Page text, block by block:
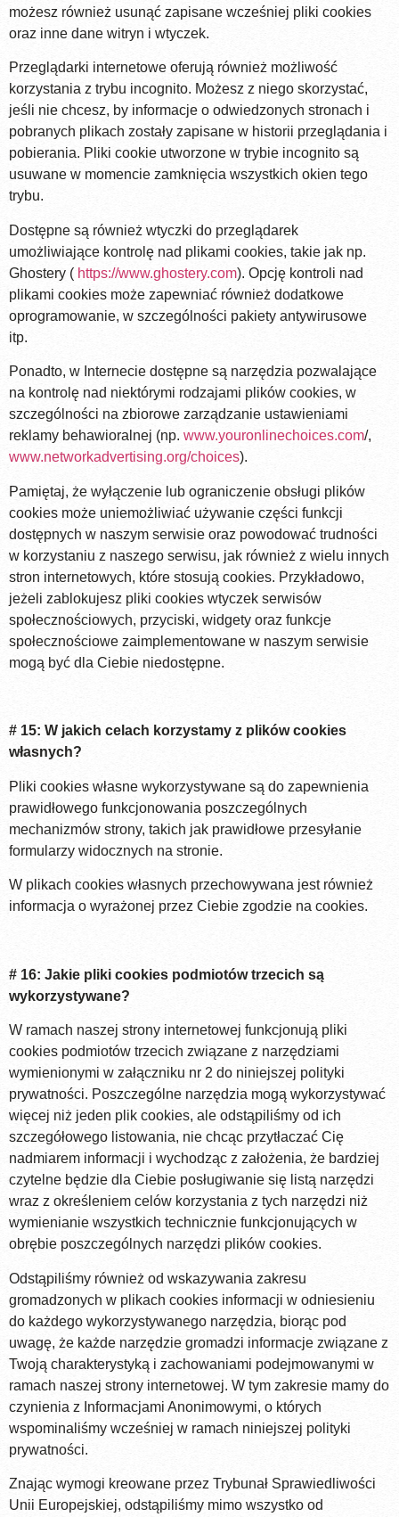
możesz również usunąć zapisane wcześniej pliki cookies
oraz inne dane witryn i wtyczek.
Przeglądarki internetowe oferują również możliwość
korzystania z trybu incognito. Możesz z niego skorzystać,
jeśli nie chcesz, by informacje o odwiedzonych stronach i
pobranych plikach zostały zapisane w historii przeglądania i
pobierania. Pliki cookie utworzone w trybie incognito są
usuwane w momencie zamknięcia wszystkich okien tego
trybu.
Dostępne są również wtyczki do przeglądarek
umożliwiające kontrolę nad plikami cookies, takie jak np.
Ghostery ( https://www.ghostery.com). Opcję kontroli nad
plikami cookies może zapewniać również dodatkowe
oprogramowanie, w szczególności pakiety antywirusowe
itp.
Ponadto, w Internecie dostępne są narzędzia pozwalające
na kontrolę nad niektórymi rodzajami plików cookies, w
szczególności na zbiorowe zarządzanie ustawieniami
reklamy behawioralnej (np. www.youronlinechoices.com/,
www.networkadvertising.org/choices).
Pamiętaj, że wyłączenie lub ograniczenie obsługi plików
cookies może uniemożliwiać używanie części funkcji
dostępnych w naszym serwisie oraz powodować trudności
w korzystaniu z naszego serwisu, jak również z wielu innych
stron internetowych, które stosują cookies. Przykładowo,
jeżeli zablokujesz pliki cookies wtyczek serwisów
społecznościowych, przyciski, widgety oraz funkcje
społecznościowe zaimplementowane w naszym serwisie
mogą być dla Ciebie niedostępne.
# 15: W jakich celach korzystamy z plików cookies
własnych?
Pliki cookies własne wykorzystywane są do zapewnienia
prawidłowego funkcjonowania poszczególnych
mechanizmów strony, takich jak prawidłowe przesyłanie
formularzy widocznych na stronie.
W plikach cookies własnych przechowywana jest również
informacja o wyrażonej przez Ciebie zgodzie na cookies.
# 16: Jakie pliki cookies podmiotów trzecich są
wykorzystywane?
W ramach naszej strony internetowej funkcjonują pliki
cookies podmiotów trzecich związane z narzędziami
wymienionymi w załączniku nr 2 do niniejszej polityki
prywatności. Poszczególne narzędzia mogą wykorzystywać
więcej niż jeden plik cookies, ale odstąpiliśmy od ich
szczegółowego listowania, nie chcąc przytłaczać Cię
nadmiarem informacji i wychodząc z założenia, że bardziej
czytelne będzie dla Ciebie posługiwanie się listą narzędzi
wraz z określeniem celów korzystania z tych narzędzi niż
wymienianie wszystkich technicznie funkcjonujących w
obrębie poszczególnych narzędzi plików cookies.
Odstąpiliśmy również od wskazywania zakresu
gromadzonych w plikach cookies informacji w odniesieniu
do każdego wykorzystywanego narzędzia, biorąc pod
uwagę, że każde narzędzie gromadzi informacje związane z
Twoją charakterystyką i zachowaniami podejmowanymi w
ramach naszej strony internetowej. W tym zakresie mamy do
czynienia z Informacjami Anonimowymi, o których
wspominaliśmy wcześniej w ramach niniejszej polityki
prywatności.
Znając wymogi kreowane przez Trybunał Sprawiedliwości
Unii Europejskiej, odstąpiliśmy mimo wszystko od